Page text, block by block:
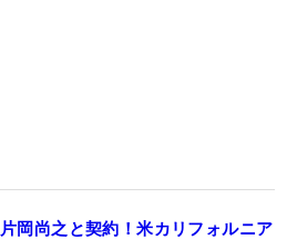
片岡尚之と契約！米カリフォルニア